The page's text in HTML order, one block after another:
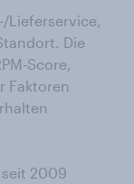
Lieferservice,
Die
Score,
Faktoren
2009